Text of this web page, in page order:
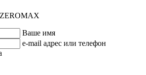
Ваше имя
e-mail адрес или телефон